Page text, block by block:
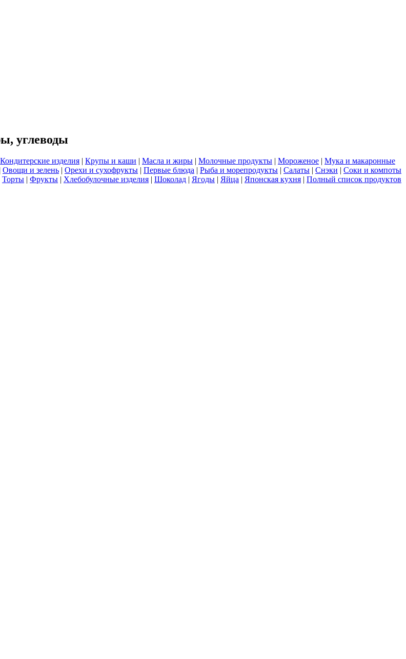
углеводы
Кондитерские изделия | Крупы и каши | Масла и жиры | Молочные продукты | Мороженое | Мука и макаронные
Овощи и зелень | Орехи и сухофрукты | Первые блюда | Рыба и морепродукты | Салаты | Снэки | Соки и компоты
Торты | Фрукты | Хлебобулочные изделия | Шоколад | Ягоды | Яйца | Японская кухня | Полный список продуктов